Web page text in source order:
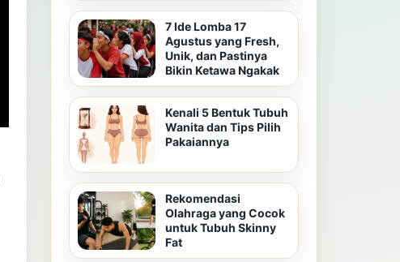
7 Ide Lomba 17
Agustus yang Fresh,
Unik, dan Pastinya
Bikin Ketawa Ngakak
Kenali 5 Bentuk Tubuh
Wanita dan Tips Pilih
Pakaiannya
Rekomendasi
Olahraga yang Cocok
untuk Tubuh Skinny
Fat